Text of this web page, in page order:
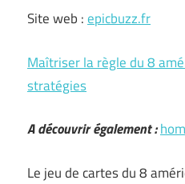
Site web :epicbuzz.fr
Maîtriser la règle du 8
stratégies
A découvrir également :
Le jeu de cartes du 8